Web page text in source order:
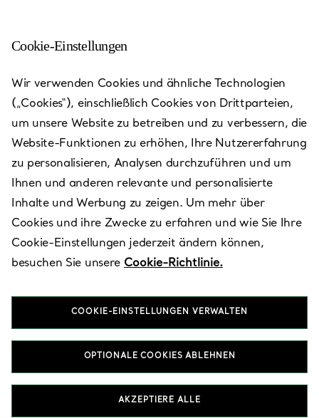
Ningbo - Hankyu
Heute bis 22:00 geöffnet
Verfügbare Leistungen
Shop 106, 1/F, Hankyu Department Store,No.189 North
Haiyan Rd.,Ningbo, Zhejiang,CN 315000
0574 8903 2313
Besuchen Sie uns
Cookie-Einstellungen
Wir verwenden Cookies und ähnliche Technologien
(„Cookies“), einschließlich Cookies von Drittparteien,
um unsere Website zu betreiben und zu verbessern, die
Website-Funktionen zu erhöhen, Ihre Nutzererfahrung
zu personalisieren, Analysen durchzuführen und um
Ihnen und anderen relevante und personalisierte
Inhalte und Werbung zu zeigen. Um mehr über
Cookies und ihre Zwecke zu erfahren und wie Sie Ihre
Cookie-Einstellungen jederzeit ändern können,
besuchen Sie unsere Cookie-Richtlinie.
COOKIE-EINSTELLUNGEN VERWALTEN
OPTIONALE COOKIES ABLEHNEN
AKZEPTIERE ALLE